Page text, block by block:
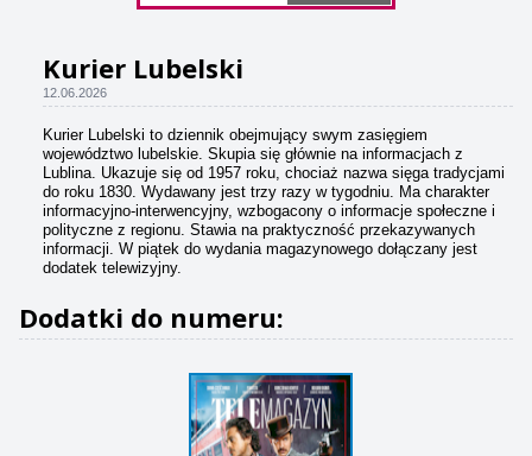
Kurier Lubelski
12.06.2026
Kurier Lubelski to dziennik obejmujący swym zasięgiem
województwo lubelskie. Skupia się głównie na informacjach z
Lublina. Ukazuje się od 1957 roku, chociaż nazwa sięga tradycjami
do roku 1830. Wydawany jest trzy razy w tygodniu. Ma charakter
informacyjno-interwencyjny, wzbogacony o informacje społeczne i
polityczne z regionu. Stawia na praktyczność przekazywanych
informacji. W piątek do wydania magazynowego dołączany jest
dodatek telewizyjny.
Dodatki do numeru: